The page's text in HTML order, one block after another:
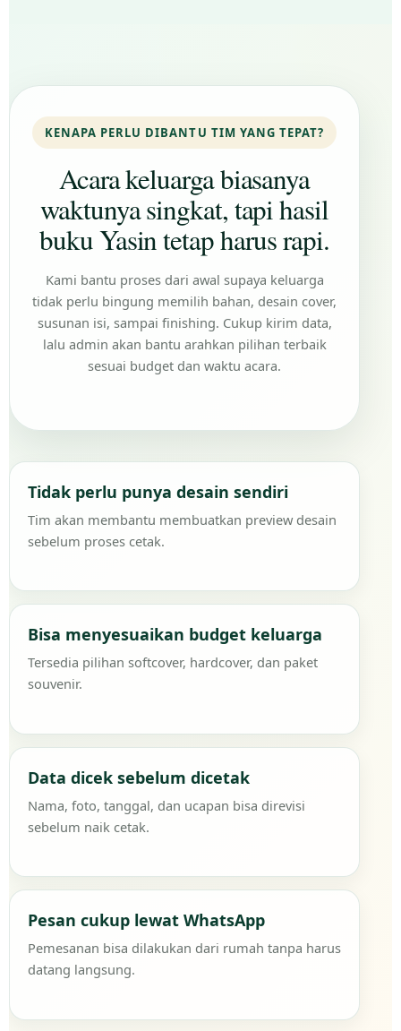
KENAPA PERLU DIBANTU TIM YANG TEPAT?
Acara keluarga biasanya
waktunya singkat, tapi hasil
buku Yasin tetap harus rapi.
Kami bantu proses dari awal supaya keluarga
tidak perlu bingung memilih bahan, desain cover,
susunan isi, sampai finishing. Cukup kirim data,
lalu admin akan bantu arahkan pilihan terbaik
sesuai budget dan waktu acara.
Tidak perlu punya desain sendiri
Tim akan membantu membuatkan preview desain
sebelum proses cetak.
Bisa menyesuaikan budget keluarga
Tersedia pilihan softcover, hardcover, dan paket
souvenir.
Data dicek sebelum dicetak
Nama, foto, tanggal, dan ucapan bisa direvisi
sebelum naik cetak.
Pesan cukup lewat WhatsApp
Pemesanan bisa dilakukan dari rumah tanpa harus
datang langsung.